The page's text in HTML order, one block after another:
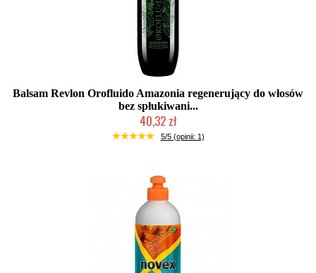
Balsam Revlon Orofluido Amazonia regenerujący do włosów
bez spłukiwani...
40,32 zł
Produkt wycofany
5/5 (opinii: 1)